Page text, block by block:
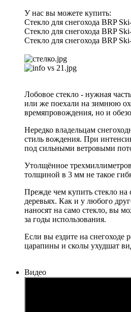
У нас вы можете купить:
Стекло для снегохода BRP
Стекло для снегохода BRP
Стекло для снегохода BRP
Лобовое стекло - нужная
или же поехали на зимнюю
времяпровождения, но и
Нередко владельцам
стиль вождения. При
под сильными ветровыми
Утолщённое
толщиной в 3 мм не такое
Прежде чем купить стекло на
деревьях. Как и у любого
наносят на само стекло, вы
за годы использования.
Если вы ездите на снегоходе
царапины и сколы ухудшат
Видео